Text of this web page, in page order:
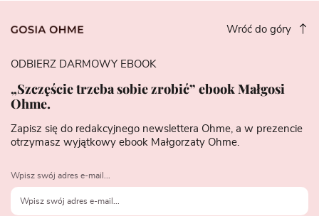
Wróć do góry
ODBIERZ DARMOWY EBOOK
„Szczęście trzeba sobie zrobić” ebook Małgosi
Ohme.
Zapisz się do redakcyjnego newslettera Ohme, a w prezencie
otrzymasz wyjątkowy ebook Małgorzaty Ohme.
Wpisz swój adres e-mail...